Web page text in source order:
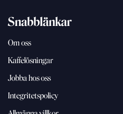
Snabblänkar
Om oss
Kaffelösningar
Jobba hos oss
Integritetspolicy